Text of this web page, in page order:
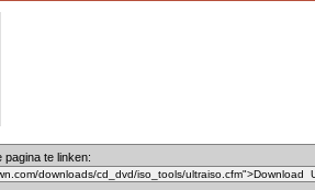
pagina te linken: